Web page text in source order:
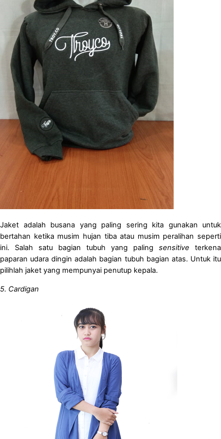
Jaket adalah busana yang paling sering kita gunakan untuk
bertahan ketika musim hujan tiba atau musim peralihan seperti
ini. Salah satu bagian tubuh yang paling sensitive terkena
paparan udara dingin adalah bagian tubuh bagian atas. Untuk itu
pilihlah jaket yang mempunyai penutup kepala.
5. Cardigan